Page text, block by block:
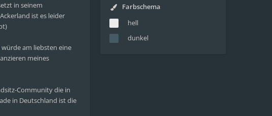
in seinem
ist es leider
am liebsten eine
meines
Community die in
in Deutschland ist die
Farbschema
hell
dunkel